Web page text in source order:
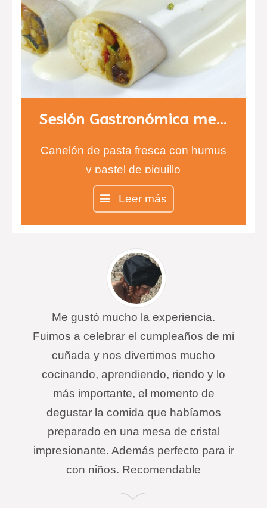
Sesión Gastronómica menú 2
Canelón de pasta fresca con humus
y pastel de piquillo
Calamares rellenos de verdura y
Esferas de yogurt con fresa y con
una suave membrana de módena.
Leer más
Me gustó mucho la experiencia.
Fuimos a celebrar el cumpleaños de mi
cuñada y nos divertimos mucho
cocinando, aprendiendo, riendo y lo
más importante, el momento de
degustar la comida que habíamos
preparado en una mesa de cristal
impresionante. Además perfecto para ir
con niños. Recomendable